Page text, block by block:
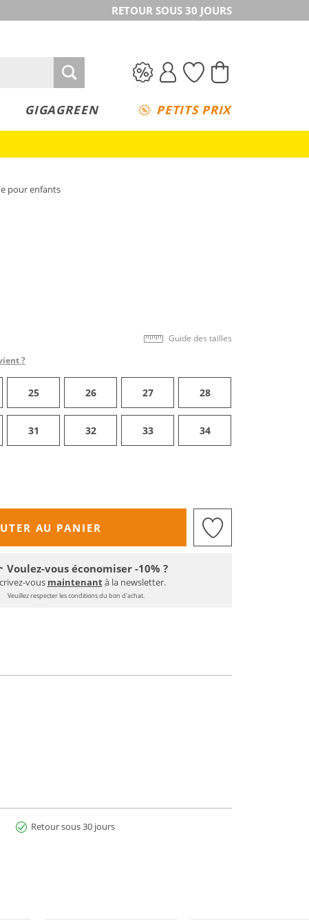
RETOUR SOUS 30 JOURS
GIGAGREEN PETITS PRIX
pour enfants
Guide des tailles
?
25 26 27 28
31 32 33 34
AU PANIER
Voulez-vous économiser -10% ?
vous maintenantà la newsletter.
Veuillez respecter les conditions du bon d'achat.
Retour sous 30 jours